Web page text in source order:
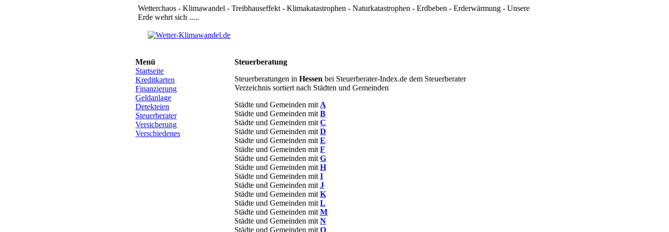
Wetterchaos - Klimawandel - Treibhauseffekt - Klimakatastrophen - Naturkatastrophen - Erdbeben - Erderwärmung - Unsere
Erde wehrt sich .....
Menü
Startseite
Kreditkarten
Finanzierung
Geldanlage
Detekteien
Steuerberater
Versicherung
Verschiedenes
Steuerberatung
Steuerberatungen in Hessen bei Steuerberater-Index.de dem Steuerberater
Verzeichnis sortiert nach Städten und Gemeinden
Städte und Gemeinden mit A
Städte und Gemeinden mit B
Städte und Gemeinden mit C
Städte und Gemeinden mit D
Städte und Gemeinden mit E
Städte und Gemeinden mit F
Städte und Gemeinden mit G
Städte und Gemeinden mit H
Städte und Gemeinden mit I
Städte und Gemeinden mit J
Städte und Gemeinden mit K
Städte und Gemeinden mit L
Städte und Gemeinden mit M
Städte und Gemeinden mit N
Städte und Gemeinden mit O